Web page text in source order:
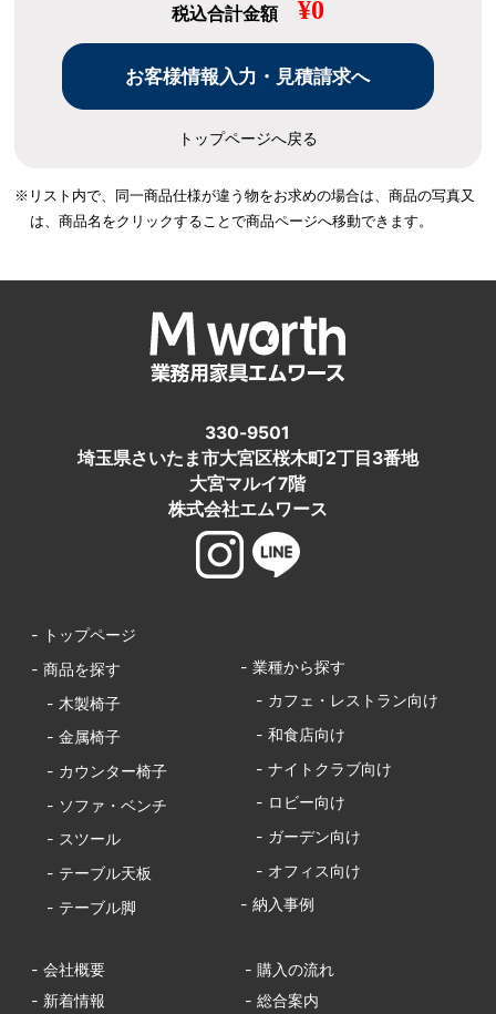
税込合計金額 ¥0
トップページへ戻る
※リスト内で、同一商品仕様が違う物をお求めの場合は、商品の写真又
は、商品名をクリックすることで商品ページへ移動できます。
330-9501
埼玉県さいたま市大宮区桜木町2丁目3番地
大宮マルイ7階
株式会社エムワース
- トップページ
- 商品を探す
- 木製椅子
- 金属椅子
- カウンター椅子
- ソファ・ベンチ
- スツール
- テーブル天板
- テーブル脚
- 業種から探す
- カフェ・レストラン向け
- 和食店向け
- ナイトクラブ向け
- ロビー向け
- ガーデン向け
- オフィス向け
- 納入事例
- 会社概要
- 購入の流れ
- 新着情報
- 総合案内